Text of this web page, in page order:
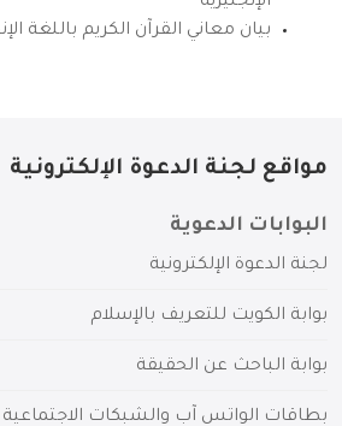
بيان معاني القرآن الكريم باللغة
مواقع لجنة الدعوة الإلكترونية
البوابات الدعوية
لجنة الدعوة الإلكترونية
بوابة الكويت للتعريف بالإسلام
بوابة الباحث عن الحقيقة
بطاقات الواتس آب والشبكات الاجتماعية